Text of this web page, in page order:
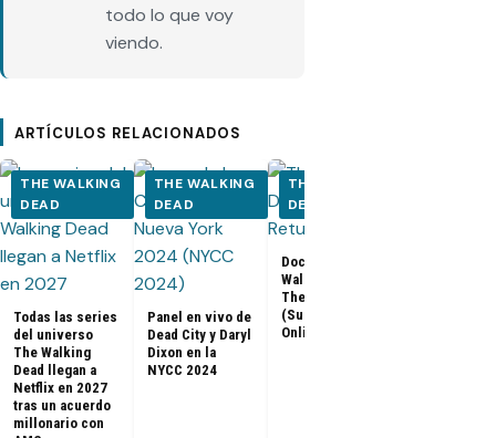
todo lo que voy
viendo.
ARTÍCULOS RELACIONADOS
THE WALKING
DEAD
Todas las series
del universo
The Walking
Dead llegan a
Netflix en 2027
tras un acuerdo
millonario con
THE WALKING
DEAD
Panel en vivo de
Dead City y Daryl
Dixon en la
NYCC 2024
THE WALKING
DEAD
Documental The
Walking Dead:
The Return
(Subtitulado
Online)